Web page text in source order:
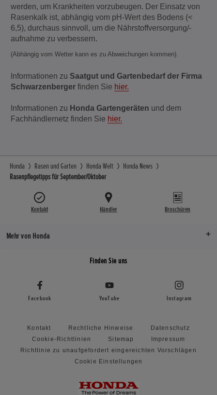
werden, um Krankheiten vorzubeugen. Der Einsatz von
Rasenkalk ist, abhängig vom pH-Wert des Bodens (<
6,5), durchaus sinnvoll, um die Nährstoffversorgung/-
aufnahme zu verbessern.
(Abhängig vom Wetter kann es zu Abweichungen kommen).
Informationen zu Saatgut und Gartenbedarf der Firma
Schwarzenberger finden Sie hier.
Informationen zu Honda Gartengeräten und dem
Fachhändlernetz finden Sie hier.
Honda Rasen und Garten Honda Welt
Honda News
Rasenpflegetipps für September/Oktober
Kontakt Händler Broschüren
Mehr von Honda
Finden Sie uns
Facebook YouTube Instagram
Kontakt Rechtliche Hinweise
Datenschutz
Cookie-Richtlinien
Sitemap
Impressum
Richtlinie zu unaufgefordert eingereichten Vorschlägen
Cookie Einstellungen